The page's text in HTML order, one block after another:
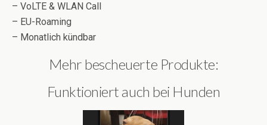
– VoLTE & WLAN Call
– EU-Roaming
– Monatlich kündbar
Mehr bescheuerte Produkte:
Funktioniert auch bei Hunden